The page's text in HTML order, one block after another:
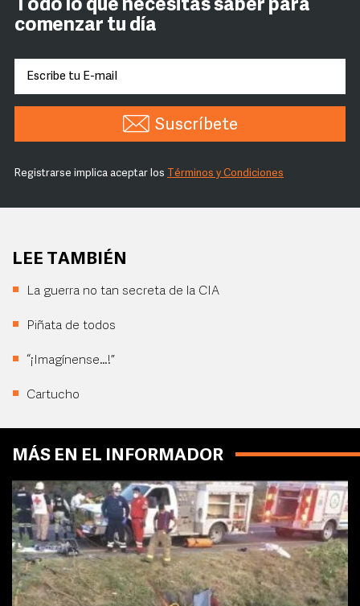
Todo lo que necesitas saber para
comenzar tu día
Suscríbete
Registrarse implica aceptar los Términos y Condiciones
LEE TAMBIÉN
La guerra no tan secreta de la CIA
Piñata de todos
“¡Imagínense…!”
Cartucho
MÁS EN EL INFORMADOR